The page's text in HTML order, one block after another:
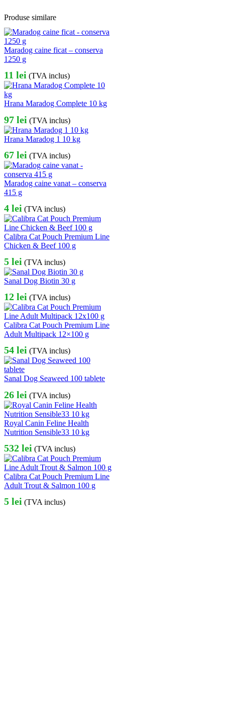
Produse similare
Maradog caine ficat – conserva
1250 g
11 lei (TVA inclus)
Hrana Maradog Complete 10 kg
97 lei (TVA inclus)
Hrana Maradog 1 10 kg
67 lei (TVA inclus)
Maradog caine vanat – conserva
415 g
4 lei (TVA inclus)
Calibra Cat Pouch Premium Line
Chicken & Beef 100 g
5 lei (TVA inclus)
Sanal Dog Biotin 30 g
12 lei (TVA inclus)
Calibra Cat Pouch Premium Line
Adult Multipack 12×100 g
54 lei (TVA inclus)
Sanal Dog Seaweed 100 tablete
26 lei (TVA inclus)
Royal Canin Feline Health
Nutrition Sensible33 10 kg
532 lei (TVA inclus)
Calibra Cat Pouch Premium Line
Adult Trout & Salmon 100 g
5 lei (TVA inclus)